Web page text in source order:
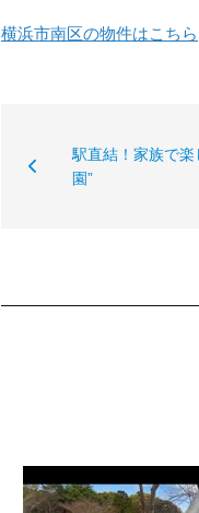
横浜市南区の物件はこちら
駅直結！家族で楽
園”